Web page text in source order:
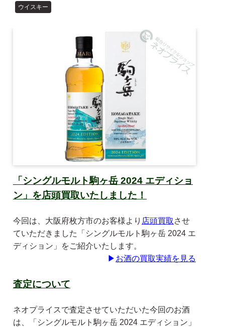
ウイスキー
「シングルモルト駒ヶ岳 2024 エディショ
ン」を店頭買取いたしました！
今回は、大阪府枚方市のお客様より 店頭買取 させ
ていただきました「シングルモルト駒ヶ岳 2024 エ
ディション」をご紹介いたします。
▶ お酒の買取実績を見る
査定について
ネオプライスで査定させていただいた今回のお酒
は、「シングルモルト駒ヶ岳 2024 エディション」